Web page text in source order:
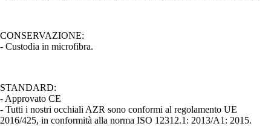
CONSERVAZIONE:
- Custodia in microfibra.
STANDARD:
- Approvato CE
- Tutti i nostri occhiali AZR sono conformi al regolamento UE
2016/425, in conformità alla norma ISO 12312.1: 2013/A1: 2015.